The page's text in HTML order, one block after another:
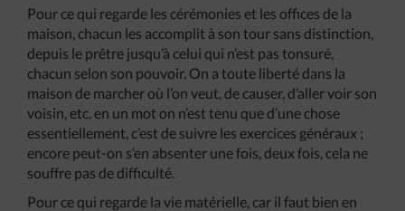
Pour ce qui regarde les cérémonies et les offices de la
maison, chacun les accomplit à son tour sans distinction,
depuis le prêtre jusqu’à celui qui n’est pas tonsuré,
chacun selon son pouvoir. On a toute liberté dans la
maison de marcher où l’on veut, de causer, d’aller voir son
voisin, etc. en un mot on n’est tenu que d’une chose
essentiellement, c’est de suivre les exercices généraux ;
encore peut-on s’en absenter une fois, deux fois, cela ne
souffre pas de difficulté.
Pour ce qui regarde la vie matérielle, car il faut bien en